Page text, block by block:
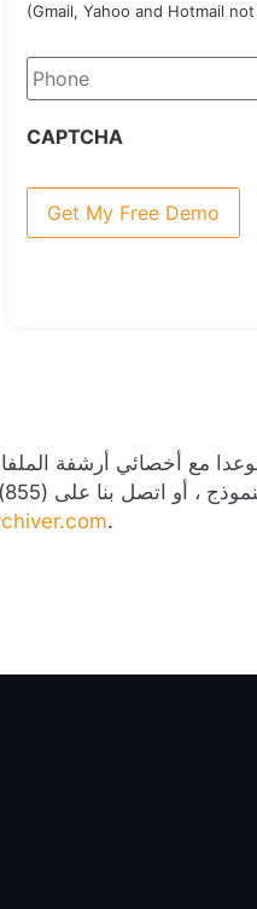
(Gmail, Yahoo and Hotmail
Phone *
CAPTCHA
مع أخصائي أرشفة
، أو اتصل بنا على (855) 927 2448 أو أرسل بريدا إلكترونيا
.